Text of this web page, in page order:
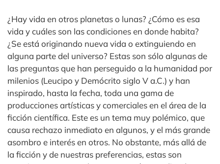
¿Hay vida en otros planetas o lunas? ¿Cómo es esa
vida y cuáles son las condiciones en donde habita?
¿Se está originando nueva vida o extinguiendo en
alguna parte del universo? Estas son sólo algunas de
las preguntas que han perseguido a la humanidad por
milenios (Leucipo y Demócrito siglo V a.C.) y han
inspirado, hasta la fecha, toda una gama de
producciones artísticas y comerciales en el área de la
ficción científica. Este es un tema muy polémico, que
causa rechazo inmediato en algunos, y el más grande
asombro e interés en otros. No obstante, más allá de
la ficción y de nuestras preferencias, estas son